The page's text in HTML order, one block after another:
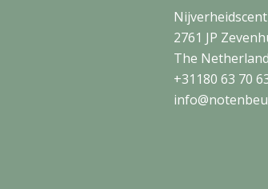
2761 JP
The
+31180 63 70